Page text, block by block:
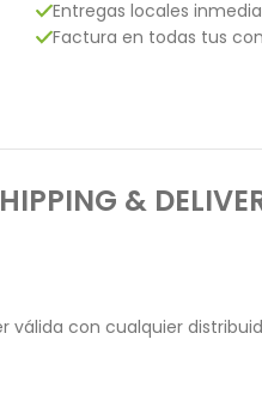
Entregas locales
Factura en todas tus
&
con cualquier